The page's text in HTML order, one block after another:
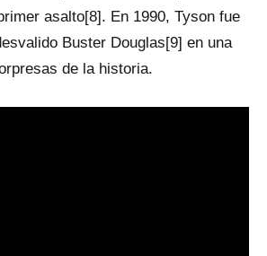
asalto[8]. En 1990, Tyson fue
Buster Douglas[9] en una
de la historia.